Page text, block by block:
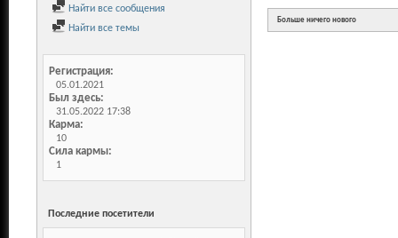
Найти все сообщения
Найти все темы
Регистрация
05.01.2021
Был здесь
31.05.2022 17:38
Карма
10
Сила кармы
1
Последние посетители
Больше ничего нового